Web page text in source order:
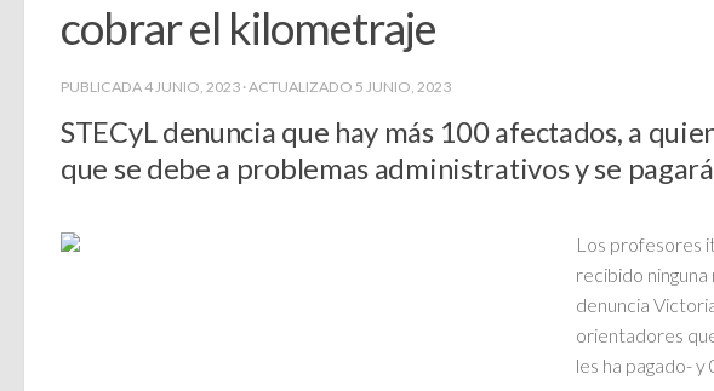
cobrar el kilometraje
PUBLICADA4 JUNIO, 2023 · ACTUALIZADO 5 JUNIO, 2023
STECyL denuncia que hay más 100 afectados, a
que se debe a problemas administrativos y se
Los profesores
recibido
denuncia
orientadores
les ha pagado-